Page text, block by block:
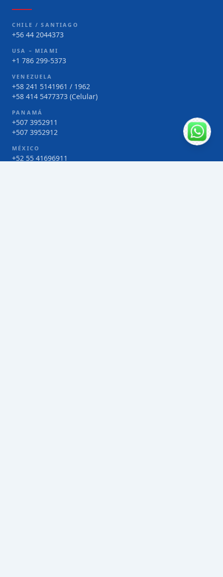
CHILE / SANTIAGO
+56 44 2044373
USA – MIAMI
+1 786 299-5373
VENEZUELA
+58 241 5141961 / 1962
+58 414 5477373 (Celular)
PANAMÁ
+507 3952911
+507 3952912
MÉXICO
+52 55 41696911